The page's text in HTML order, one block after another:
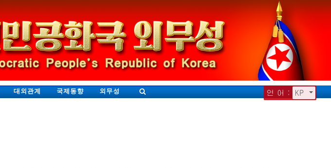
언 어 : KP
대외관계 국제동향 외무성